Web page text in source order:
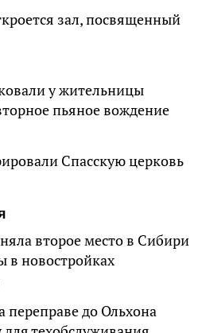
зал, посвященный
у жительницы
пьяное вождение
Спасскую церковь
второе место в Сибири
в новостройках
до Ольхона